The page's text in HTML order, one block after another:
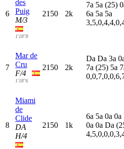
6
des
Puig
M/3
1'18"8
2150 2k
7a 5a (25) 0
6a 5a 5a
7
Mar de
Cru
F/4
1'18"6
2150 2k
Da Da 3a 0
7a (25) 5a 7
8
Miami
de
Clide
DA
H/4
2150 1k
6a 5a 0a 0a
0a 0a Da